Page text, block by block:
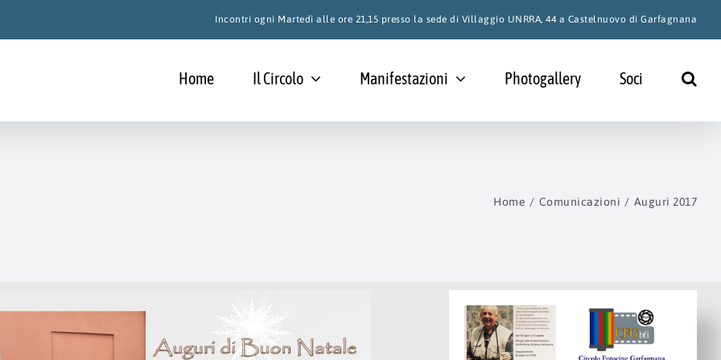
Incontri ogni Martedì alle ore 21,15 presso la sede di Villaggio UNRRA, 44 a Castelnuovo di Garfagnana
Home Il Circolo Manifestazioni Photogallery Soci
Home Comunicazioni Auguri 2017